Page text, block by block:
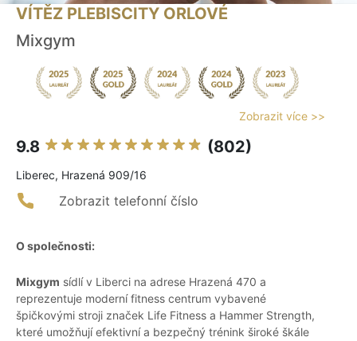
VÍTĚZ PLEBISCITY ORLOVÉ
Mixgym
Zobrazit více >>
9.8 (802)
Liberec, Hrazená 909/16
Zobrazit telefonní číslo
O společnosti:
Mixgym sídlí v Liberci na adrese Hrazená 470 a
reprezentuje moderní fitness centrum vybavené
špičkovými stroji značek Life Fitness a Hammer Strength,
které umožňují efektivní a bezpečný trénink široké škále